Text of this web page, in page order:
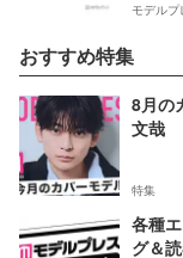
モデルプ
おすすめ特集
8月の
文哉
特集
各種
グ＆